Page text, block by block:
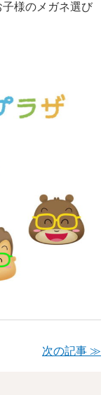
様のメガネ選び
次の記事 ≫